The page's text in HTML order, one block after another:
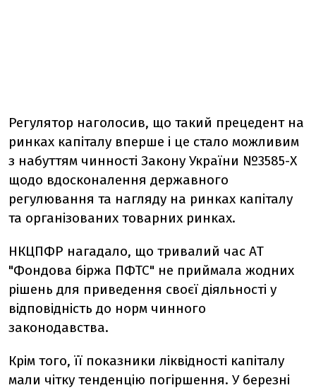
Регулятор наголосив, що такий прецедент на
ринках капіталу вперше і це стало можливим
з набуттям чинності Закону України №3585-Х
щодо вдосконалення державного
регулювання та нагляду на ринках капіталу
та організованих товарних ринках.
НКЦПФР нагадало, що тривалий час АТ
"Фондова біржа ПФТС" не приймала жодних
рішень для приведення своєї діяльності у
відповідність до норм чинного
законодавства.
Крім того, її показники ліквідності капіталу
мали чітку тенденцію погіршення. У березні